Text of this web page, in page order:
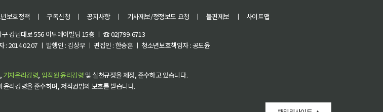
보호정책 ㅣ 구독신청 ㅣ 공지사항 ㅣ 기사제보/정정보도 요청 ㅣ 불편제보 ㅣ
사이트맵
강남대로 556 이투데이빌딩 15층 ㅣ ☎ 02)799-6713
2014.02.07 ㅣ 발행인 : 김상우 ㅣ 편집인 : 한승훈 ㅣ 청소년보호책임자 : 공도윤
, 기자윤리강령, 임직원 윤리강령 및 실천규정을 제정, 준수하고 있습니다.
리강령을 준수하며, 저작권법의 보호를 받습니다.